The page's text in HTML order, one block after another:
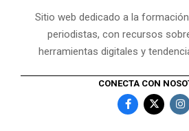
Sitio web dedicado a la
periodistas, con recursos
herramientas digitales y
CONECTA CON